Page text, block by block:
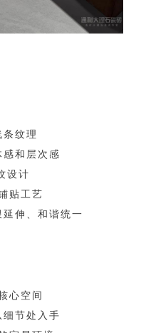
条 纹理
感和 层 次 感
设计
贴工艺
延 伸 、 和 谐统一
心 空 间
细 节处 入 手